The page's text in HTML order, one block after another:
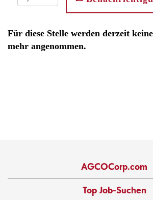
Für diese Stelle werden derzeit
mehr angenommen.
AGCOCorp.com
Top Job-Suchen